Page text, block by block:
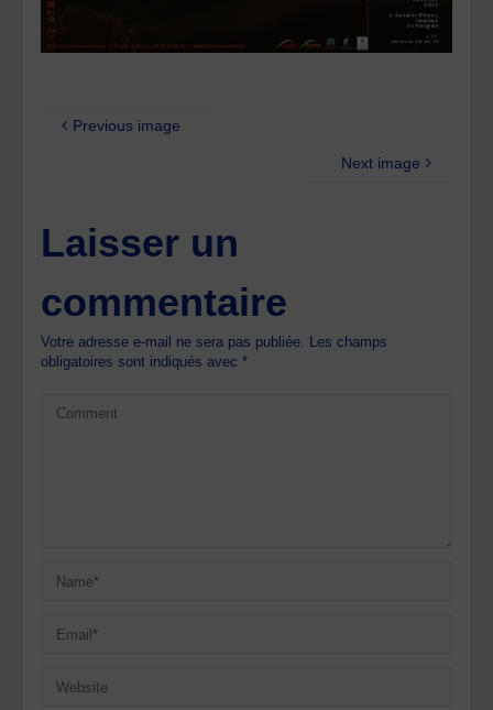
Previous image
Next image
Laisser un
commentaire
Votre adresse e-mail ne sera pas publiée. Les champs
obligatoires sont indiqués avec*